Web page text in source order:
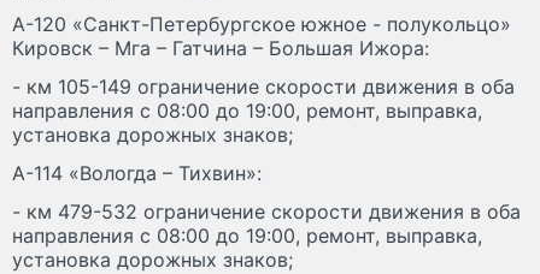
А-120 «Санкт-Петербургское южное - полукольцо»
Кировск – Мга – Гатчина – Большая Ижора:
- км 105-149 ограничение скорости движения в оба
направления с 08:00 до 19:00, ремонт, выправка,
установка дорожных знаков;
А-114 «Вологда – Тихвин»:
- км 479-532 ограничение скорости движения в оба
направления с 08:00 до 19:00, ремонт, выправка,
установка дорожных знаков;